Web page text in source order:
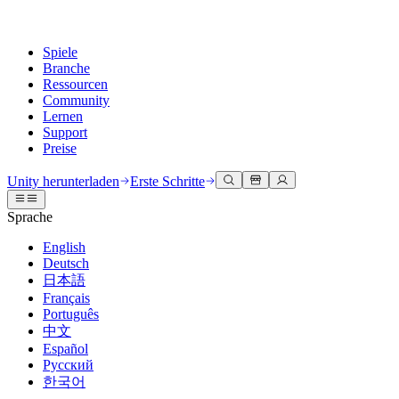
Spiele
Branche
Ressourcen
Community
Lernen
Support
Preise
Unity Engine
Erstellen Sie 2D- und 3D-Spiele für jede Plattform
Zusammenarbeit
Schnell mit Ihrem Team zusammenarbeiten und iterieren
Unity herunterladen
Abonnements und Preise
Bereitstellen
Multiplattform
3D-Zusammenarbeit
Erstellen und überprüfen Sie 3D-Projekte in Echtzeit
Immersive Schulung
In immersiven Umgebungen trainieren
Kundenerlebnisse
Interaktive 3D-Erlebnisse erstellen
Branchen
Fertigung
Dokumentation
Entwicklertools
Versionsfreigaben und Fehlerverfolgung
Roadmap
Bevorstehende Funktionen überprüfen
Glossar
Diskussionen
Veranstaltungen
Globale und lokale Veranstaltungen
Gemeinschaftsgeschichten
Made with Unity
Präsentation von Unity-Schöpfern
Unity Learn
Meistern Sie Unity-Fähigkeiten kostenlos
Professionelles Training
Verbessern Sie Ihr Team mit Unity-Trainern
Neu bei Unity
Erste Schritte
Beginnen Sie noch heute mit dem Lernen
Unity Essential Pathways
Hilfe erhalten
Wir helfen Ihnen, mit Unity erfolgreich zu sein
Erfolgspläne
Erreichen Sie Ihre Ziele schneller mit Expertenunterstützung
FAQ
Antworten auf häufige Fragen
Kontakt aufnehmen
Verbinden Sie sich mit unserem Team
Unity herunterladen Erste Schritte
Sprache
English
Deutsch
日本語
Français
Português
中文
Español
Русский
한국어